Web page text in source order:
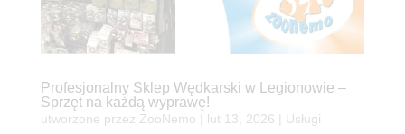
Profesjonalny Sklep Wędkarski w Legionowie –
Sprzęt na każdą wyprawę!
utworzone przez ZooNemo lut 13, 2026 Usługi